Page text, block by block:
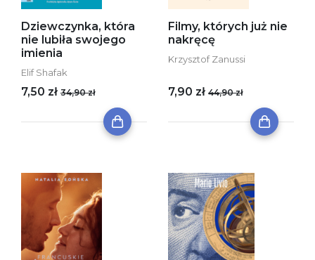
Dziewczynka, która
nie lubiła swojego
imienia
Elif Shafak
7,50 zł 34,90 zł
Filmy, których już nie
nakręcę
Krzysztof Zanussi
7,90 zł 44,90 zł